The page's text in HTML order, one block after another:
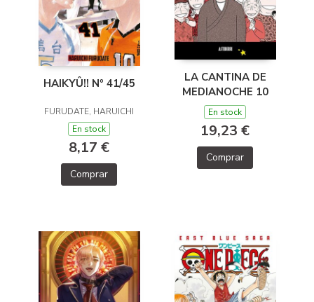
HAIKYÛ!! Nº 41/45
FURUDATE, HARUICHI
En stock
8,17 €
Comprar
LA CANTINA DE
MEDIANOCHE 10
En stock
19,23 €
Comprar